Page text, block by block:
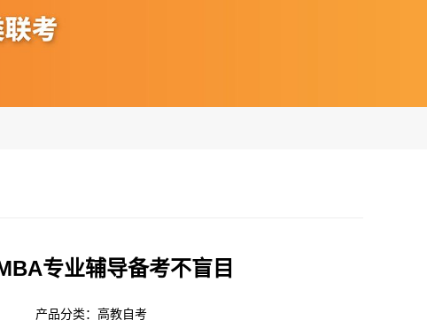
专业辅导备考不盲目
产品分类：高教自考